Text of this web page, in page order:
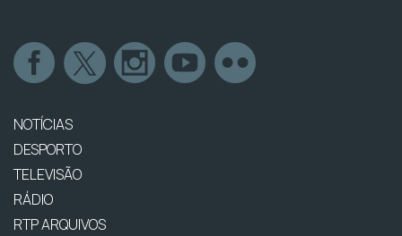
NOTÍCIAS
DESPORTO
TELEVISÃO
RÁDIO
RTP ARQUIVOS